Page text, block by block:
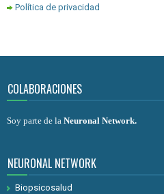
Política de privacidad
COLABORACIONES
Soy parte de la Neuronal Network.
NEURONAL NETWORK
Biopsicosalud